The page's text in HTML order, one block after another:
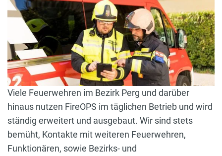
Viele Feuerwehren im Bezirk Perg und darüber
hinaus nutzen FireOPS im täglichen Betrieb und wird
ständig erweitert und ausgebaut. Wir sind stets
bemüht, Kontakte mit weiteren Feuerwehren,
Funktionären, sowie Bezirks- und